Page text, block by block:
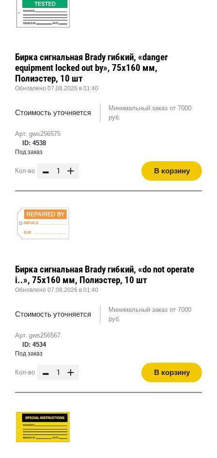
Арт. gws256575
ID: 4538
Бирка сигнальная Brady гибкий, «danger
equipment locked out by», 75x160 мм,
Полиэстер, 10 шт
Обновлено 07.08.2026 в 01:40
Стоимость уточняется
Минимальный заказ от 7000
руб.
Под заказ
Кол-во - + В корзину
Арт. gws256567
ID: 4534
Бирка сигнальная Brady гибкий, «do not operate
i..», 75x160 мм, Полиэстер, 10 шт
Обновлено 07.08.2026 в 01:40
Стоимость уточняется
Минимальный заказ от 7000
руб.
Под заказ
Кол-во - + В корзину